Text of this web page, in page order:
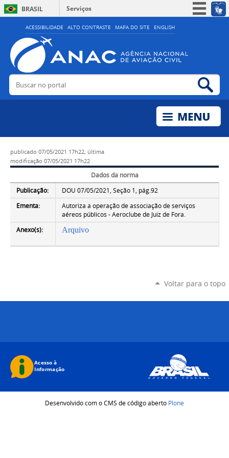
ACESSIBILIDADE ALTO CONTRASTE MAPA DO SITE ENGLISH
BRASIL
Serviços
Simplifique!
Acesso à informação
Legislação
Buscar no portal
publicado 07/05/2021 17h22, última
modificação 07/05/2021 17h22
Dados da norma
Publicação:
DOU 07/05/2021, Seção 1, pág.92
Ementa:
Autoriza a operação de associação de serviços
aéreos públicos - Aeroclube de Juiz de Fora.
Anexo(s):
Arquivo
Voltar para o topo
Desenvolvido com o CMS de código aberto Plone